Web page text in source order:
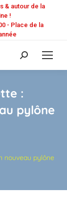
& autour de la
!
- Place de la
Recherche
:
:
pylône
nouveau pylône